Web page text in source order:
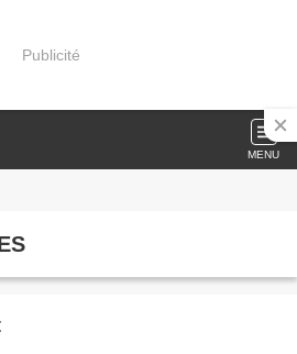
Publicité
MENU